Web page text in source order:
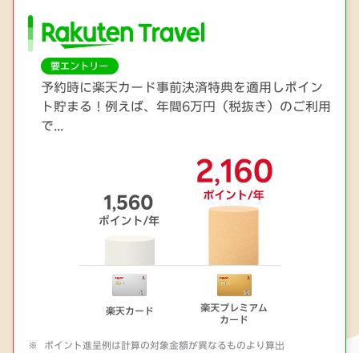
予約時に楽天カード事前決済特典を適用しポイン
ト貯まる！例えば、年間6万円（税抜き）のご利用
で...
ポイント進呈例は計算の対象金額が異なるものより算出